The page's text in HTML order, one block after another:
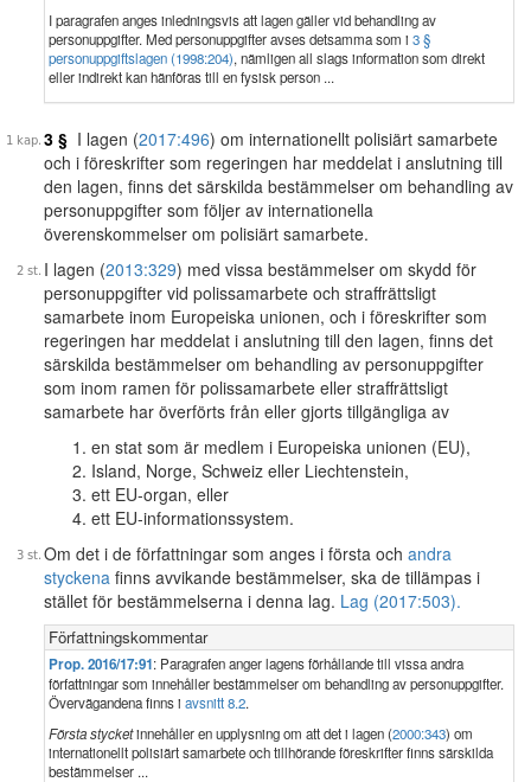
I paragrafen anges inledningsvis att lagen gäller vid behandling av
personuppgifter. Med personuppgifter avses detsamma som i 3 §
personuppgiftslagen (1998:204), nämligen all slags information som direkt
eller indirekt kan hänföras till en fysisk person ...
3 § I lagen (2017:496) om internationellt polisiärt samarbete
och i föreskrifter som regeringen har meddelat i anslutning till
den lagen, finns det särskilda bestämmelser om behandling av
personuppgifter som följer av internationella
överenskommelser om polisiärt samarbete.
I lagen (2013:329) med vissa bestämmelser om skydd för
personuppgifter vid polissamarbete och straffrättsligt
samarbete inom Europeiska unionen, och i föreskrifter som
regeringen har meddelat i anslutning till den lagen, finns det
särskilda bestämmelser om behandling av personuppgifter
som inom ramen för polissamarbete eller straffrättsligt
samarbete har överförts från eller gjorts tillgängliga av
en stat som är medlem i Europeiska unionen (EU),
Island, Norge, Schweiz eller Liechtenstein,
ett EU-organ, eller
ett EU-informationssystem.
Om det i de författningar som anges i första och andra
styckena finns avvikande bestämmelser, ska de tillämpas i
stället för bestämmelserna i denna lag. Lag (2017:503).
Författningskommentar
Prop. 2016/17:91: Paragrafen anger lagens förhållande till vissa andra
författningar som innehåller bestämmelser om behandling av personuppgifter.
Övervägandena finns i avsnitt 8.2.
Första stycketinnehåller en upplysning om att det i lagen (2000:343) om
internationellt polisiärt samarbete och tillhörande föreskrifter finns särskilda
bestämmelser ...